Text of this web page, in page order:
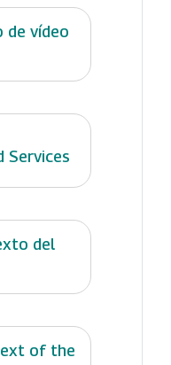
de vídeo
Services
del
of the